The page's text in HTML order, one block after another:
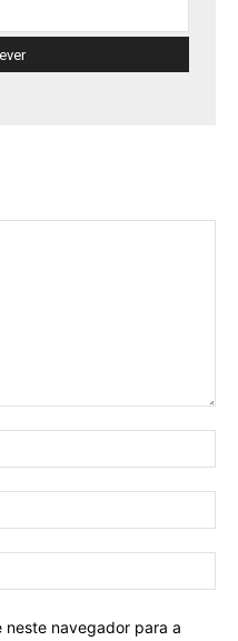
neste navegador para a